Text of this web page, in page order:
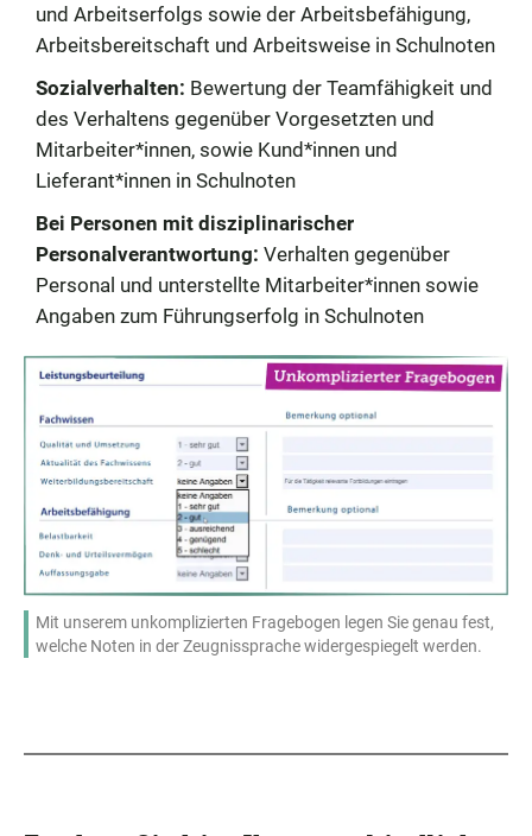
und Arbeitserfolgs sowie der Arbeitsbefähigung,
Arbeitsbereitschaft und Arbeitsweise in Schulnoten
Sozialverhalten: Bewertung der Teamfähigkeit und
des Verhaltens gegenüber Vorgesetzten und
Mitarbeiter*innen, sowie Kund*innen und
Lieferant*innen in Schulnoten
Bei Personen mit disziplinarischer
Personalverantwortung: Verhalten gegenüber
Personal und unterstellte Mitarbeiter*innen sowie
Angaben zum Führungserfolg in Schulnoten
Mit unserem unkomplizierten Fragebogen legen Sie genau fest,
welche Noten in der Zeugnissprache widergespiegelt werden.